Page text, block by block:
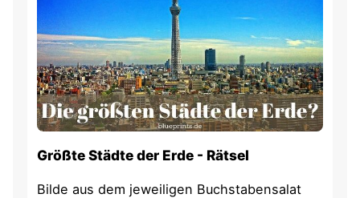
Größte Städte der Erde - Rätsel
Bilde aus dem jeweiligen Buchstabensalat